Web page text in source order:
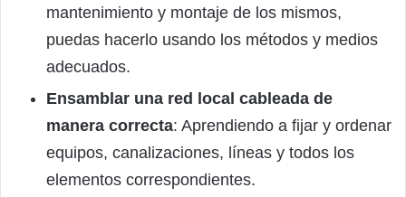
mantenimiento y montaje de los mismos,
puedas hacerlo usando los métodos y medios
adecuados.
Ensamblar una red local cableada de
manera correcta: Aprendiendo a fijar y ordenar
equipos, canalizaciones, líneas y todos los
elementos correspondientes.